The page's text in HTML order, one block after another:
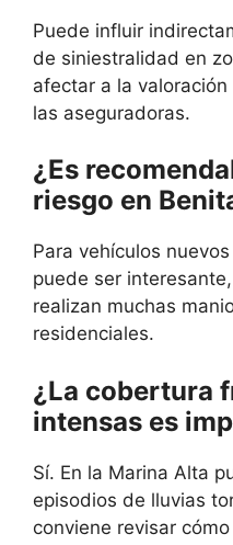
Puede influir
de siniestralidad en
afectar a la
las aseguradoras.
¿Es
riesgo en
Para vehículos
puede ser
realizan muchas
residenciales.
¿La cobertura
intensas es
Sí. En la Marina Alta
episodios de lluvias
conviene revisar